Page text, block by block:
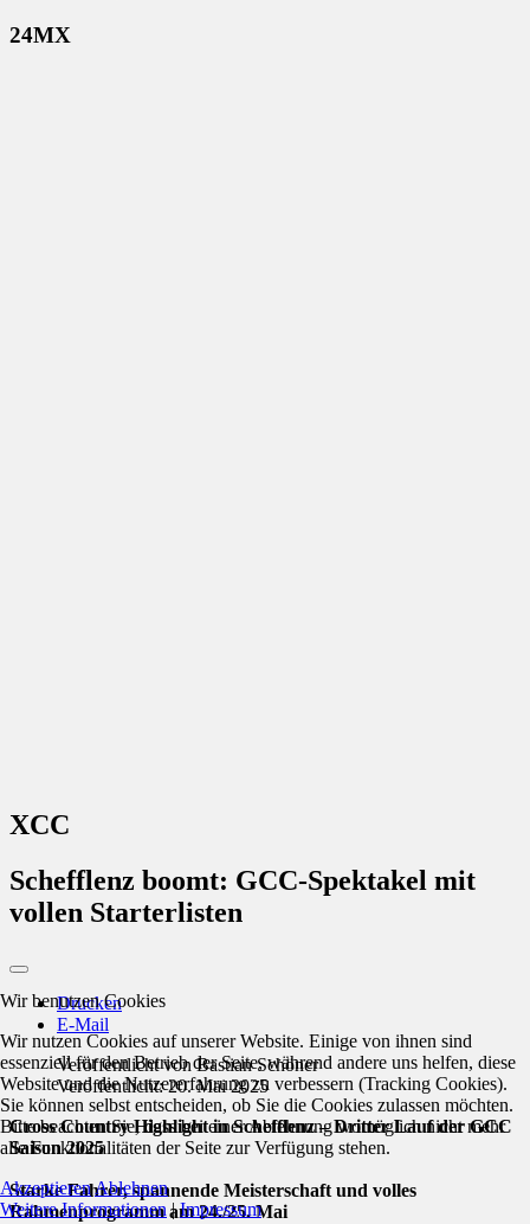
24MX
XCC
Schefflenz boomt: GCC-Spektakel mit
vollen Starterlisten
Drucken
E-Mail
Veröffentlicht vonBastian Schöner
Veröffentlicht: 20. Mai 2025
Cross Country Highlight in Schefflenz – Dritter Lauf der GCC
Saison 2025
Starke Fahrer, spannende Meisterschaft und volles
Rahmenprogramm am 24./25. Mai
Wir benutzen Cookies
Wir nutzen Cookies auf unserer Website. Einige von ihnen sind
essenziell für den Betrieb der Seite, während andere uns helfen, diese
Website und die Nutzererfahrung zu verbessern (Tracking Cookies).
Sie können selbst entscheiden, ob Sie die Cookies zulassen möchten.
Bitte beachten Sie, dass bei einer Ablehnung womöglich nicht mehr
alle Funktionalitäten der Seite zur Verfügung stehen.
AkzeptierenAblehnen
Weitere Informationen|Impressum